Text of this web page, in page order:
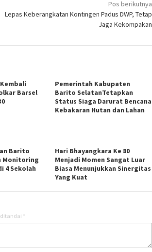
Pos berikutnya
Lepas Keberangkatan Kontingen Padus DWP, Tetap
Jaga Kekompakan
Barsel
Pemerintah Kabupaten
Barito SelatanTetapkan
Status Siaga Darurat Bencana
Kebakaran Hutan dan Lahan
Barito
Monitoring
4 Sekolah
Hari Bhayangkara Ke 80
Menjadi Momen Sangat Luar
Biasa Menunjukkan Sinergitas
Yang Kuat
ditandai *